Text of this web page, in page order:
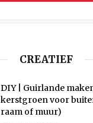
CREATIEF
DIY | Guirlande
kerstgroen voor
raam of muur)